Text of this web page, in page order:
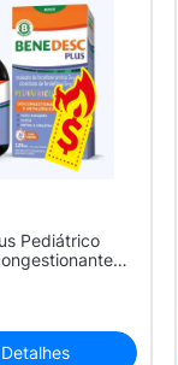
Pediátrico
Detalhes